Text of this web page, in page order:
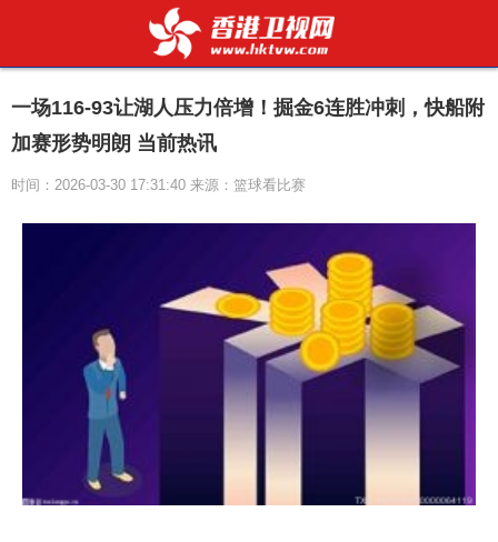
一场116-93让湖人压力倍增！掘金6连胜冲刺，快船附
加赛形势明朗 当前热讯
时间：2026-03-30 17:31:40 来源：篮球看比赛